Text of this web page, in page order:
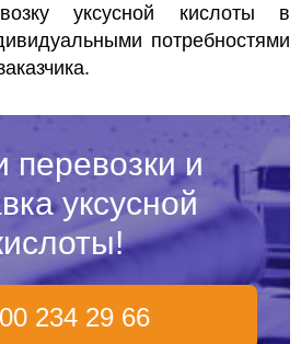
уксусной кислоты в
потребностями
перевозки и
уксусной
234 29 66